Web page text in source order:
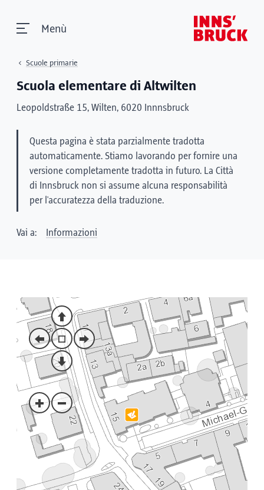
Menù
Scuole primarie
Scuola elementare di Altwilten
Leopoldstraße 15, Wilten, 6020 Innnsbruck
Questa pagina è stata parzialmente tradotta
automaticamente. Stiamo lavorando per fornire una
versione completamente tradotta in futuro. La Città
di Innsbruck non si assume alcuna responsabilità
per l'accuratezza della traduzione.
Vai a: Informazioni